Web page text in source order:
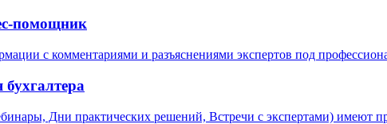
помощник
с комментариями и разъяснениями экспертов под
Дни практических решений, Встречи с экспертами) имеют